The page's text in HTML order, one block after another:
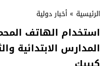
الرئيسية » أخبار دولية
استخدام الهاتف
المدارس الابتدائية